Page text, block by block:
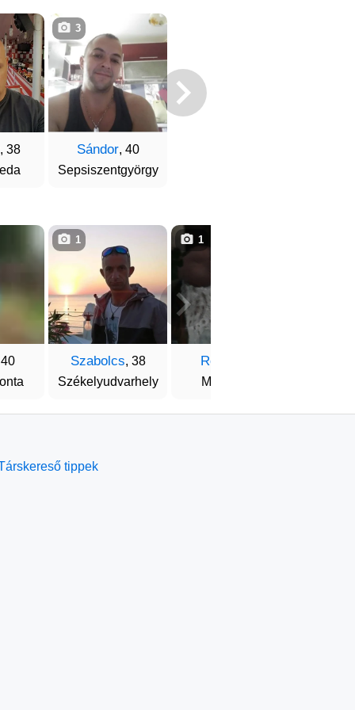
, 38
Sándor, 40
Sepsiszentgyörgy
3
Szabolcs, 38
Székelyudvarhely
1
Robert
Mezőpanit
1
tippek